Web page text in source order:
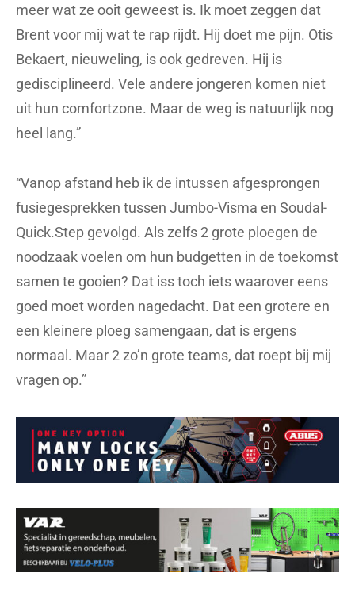
meer wat ze ooit geweest is. Ik moet zeggen dat
Brent voor mij wat te rap rijdt. Hij doet me pijn. Otis
Bekaert, nieuweling, is ook gedreven. Hij is
gedisciplineerd. Vele andere jongeren komen niet
uit hun comfortzone. Maar de weg is natuurlijk nog
heel lang.”
“Vanop afstand heb ik de intussen afgesprongen
fusiegesprekken tussen Jumbo-Visma en Soudal-
Quick.Step gevolgd. Als zelfs 2 grote ploegen de
noodzaak voelen om hun budgetten in de toekomst
samen te gooien? Dat iss toch iets waarover eens
goed moet worden nagedacht. Dat een grotere en
een kleinere ploeg samengaan, dat is ergens
normaal. Maar 2 zo’n grote teams, dat roept bij mij
vragen op.”